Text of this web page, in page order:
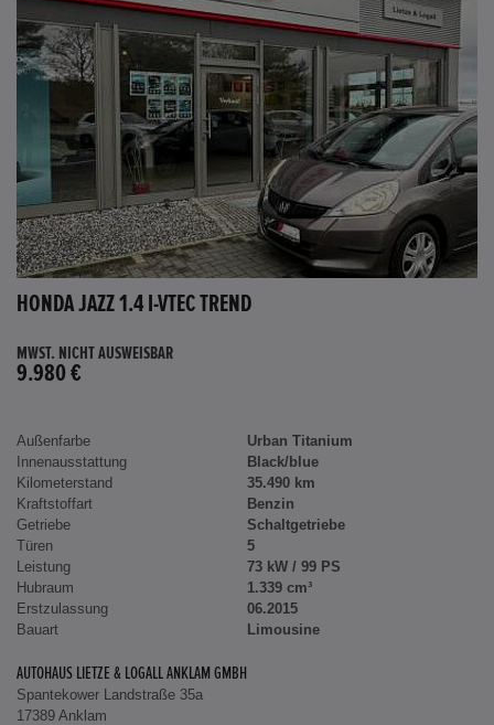
HONDA JAZZ 1.4 I-VTEC TREND
MWST. NICHT AUSWEISBAR
9.980 €
Außenfarbe
Urban Titanium
Innenausstattung
Black/blue
Kilometerstand
35.490 km
Kraftstoffart
Benzin
Getriebe
Schaltgetriebe
Türen
5
Leistung
73 kW / 99 PS
Hubraum
1.339 cm³
Erstzulassung
06.2015
Bauart
Limousine
AUTOHAUS LIETZE & LOGALL ANKLAM GMBH
Spantekower Landstraße 35a
17389 Anklam